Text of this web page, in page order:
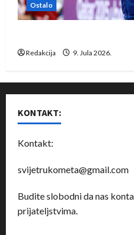
Ostalo
Redakcija 9. Jula 2026.
KONTAKT:
Kontakt:
svijetrukometa@gmail.com
Budite slobodni da nas
prijateljstvima.